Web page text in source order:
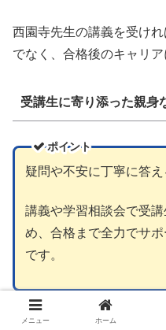
西園寺先生の講義を受け
でなく、合格後のキャリ
受講生に寄り添った親身
ポイント
疑問や不安に丁寧に答え
講義や学習相談会で受
め、合格まで全力でサ
です。
社労士試験に挑戦してい
メニュー ホーム